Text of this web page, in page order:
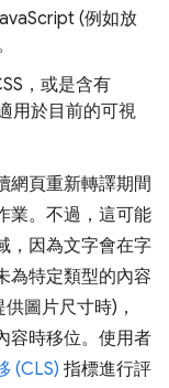
(例如放
，或是含有
用於目前的可視
網頁重新轉譯期間
業。不過，這可能
，因為文字會在字
為特定類型的內容
圖片尺寸時)，
容時移位。使用者
(CLS) 指標進行評